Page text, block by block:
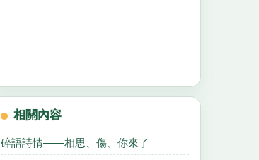
相關內容
碎語詩情——相思、傷、你來了